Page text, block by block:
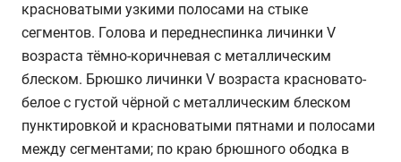
красноватыми узкими полосами на стыке
сегментов. Голова и переднеспинка личинки V
возраста тёмно-коричневая с металлическим
блеском. Брюшко личинки V возраста красновато-
белое с густой чёрной с металлическим блеском
пунктировкой и красноватыми пятнами и полосами
между сегментами; по краю брюшного ободка в